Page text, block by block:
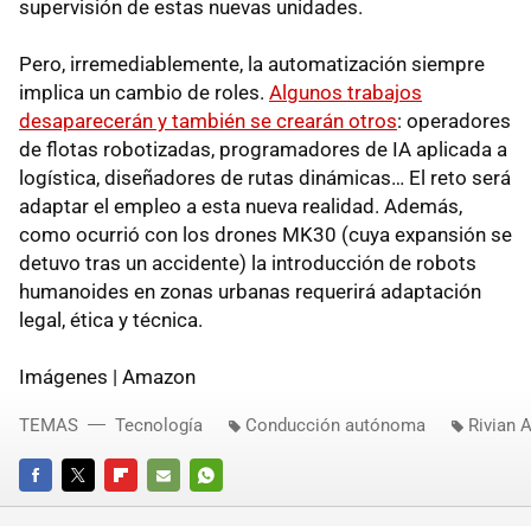
supervisión de estas nuevas unidades.
Pero, irremediablemente, la automatización siempre
implica un cambio de roles. Algunos trabajos
desaparecerán y también se crearán otros: operadores
de flotas robotizadas, programadores de IA aplicada a
logística, diseñadores de rutas dinámicas… El reto será
adaptar el empleo a esta nueva realidad. Además,
como ocurrió con los drones MK30 (cuya expansión se
detuvo tras un accidente) la introducción de robots
humanoides en zonas urbanas requerirá adaptación
legal, ética y técnica.
Imágenes | Amazon
FACEBOOKTWITTERFLIPBOARD
E-
WHATSAPP
TEMAS Tecnología Conducción autónoma Rivian